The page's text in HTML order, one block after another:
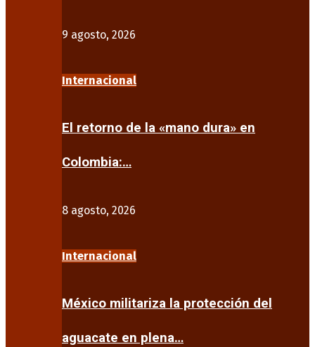
9 agosto, 2026
Internacional
El retorno de la «mano dura» en
Colombia:…
8 agosto, 2026
Internacional
México militariza la protección del
aguacate en plena…